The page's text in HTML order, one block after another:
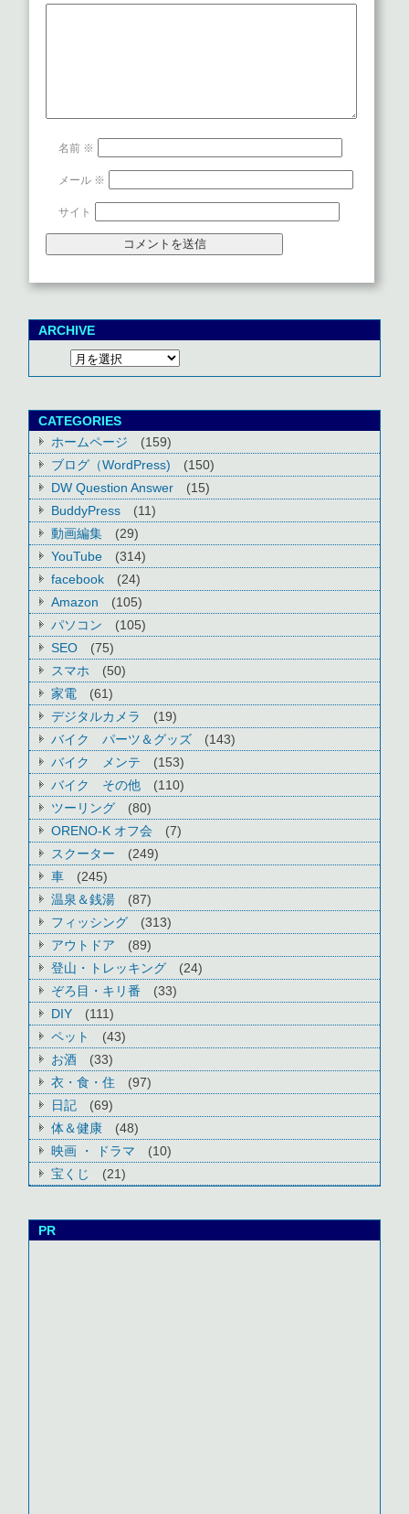
名前 ※
メール ※
サイト
ARCHIVE
CATEGORIES
ホームページ
(159)
ブログ（WordPress)
(150)
DW Question Answer
(15)
BuddyPress
(11)
動画編集
(29)
YouTube
(314)
facebook
(24)
Amazon
(105)
パソコン
(105)
SEO
(75)
スマホ
(50)
家電
(61)
デジタルカメラ
(19)
バイク パーツ＆グッズ
(143)
バイク メンテ
(153)
バイク その他
(110)
ツーリング
(80)
ORENO-K オフ会
(7)
スクーター
(249)
車
(245)
温泉＆銭湯
(87)
フィッシング
(313)
アウトドア
(89)
登山・トレッキング
(24)
ぞろ目・キリ番
(33)
DIY
(111)
ペット
(43)
お酒
(33)
衣・食・住
(97)
日記
(69)
体＆健康
(48)
映画 ・ ドラマ
(10)
宝くじ
(21)
PR